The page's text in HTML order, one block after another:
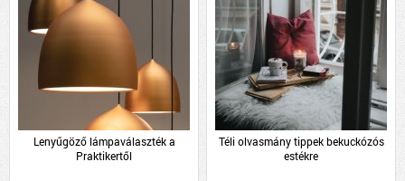
Lenyűgöző lámpaválaszték a
Praktikertől
Téli olvasmány tippek bekuckózós
estékre